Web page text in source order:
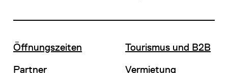
Öffnungszeiten
Partner
Tourismus und B2B
Vermietung